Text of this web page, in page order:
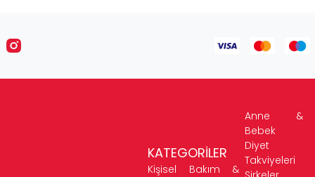
KATEGORİLER
Kişisel Bakım &
Anne &
Bebek
Diyet
Takviyeleri